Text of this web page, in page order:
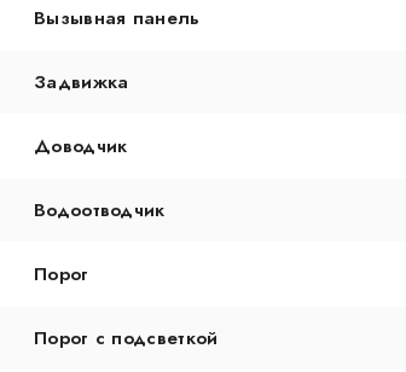
Вызывная панель
Задвижка
Доводчик
Водоотводчик
Порог
Порог с подсветкой